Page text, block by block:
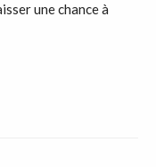
une chance à